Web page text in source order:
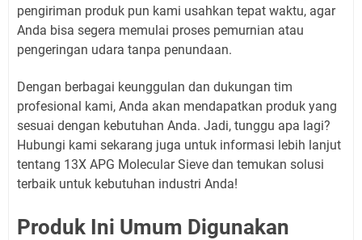
pengiriman produk pun kami usahkan tepat waktu, agar
Anda bisa segera memulai proses pemurnian atau
pengeringan udara tanpa penundaan.
Dengan berbagai keunggulan dan dukungan tim
profesional kami, Anda akan mendapatkan produk yang
sesuai dengan kebutuhan Anda. Jadi, tunggu apa lagi?
Hubungi kami sekarang juga untuk informasi lebih lanjut
tentang 13X APG Molecular Sieve dan temukan solusi
terbaik untuk kebutuhan industri Anda!
Produk Ini Umum Digunakan